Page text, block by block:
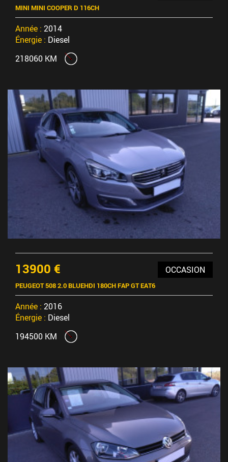
MINI MINI COOPER D 116CH
Année : 2014
Énergie : Diesel
218060 KM
13900 € OCCASION
PEUGEOT 508 2.0 BLUEHDI 180CH FAP GT EAT6
Année : 2016
Énergie : Diesel
194500 KM